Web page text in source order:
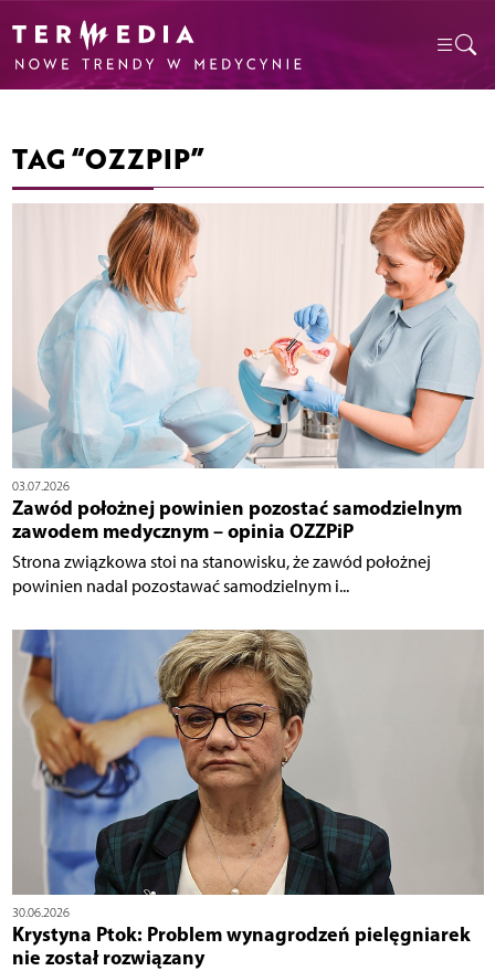
TAG “OZZPIP”
03.07.2026
Zawód położnej powinien pozostać samodzielnym
zawodem medycznym – opinia OZZPiP
Strona związkowa stoi na stanowisku, że zawód położnej
powinien nadal pozostawać samodzielnym i...
30.06.2026
Krystyna Ptok: Problem wynagrodzeń pielęgniarek
nie został rozwiązany